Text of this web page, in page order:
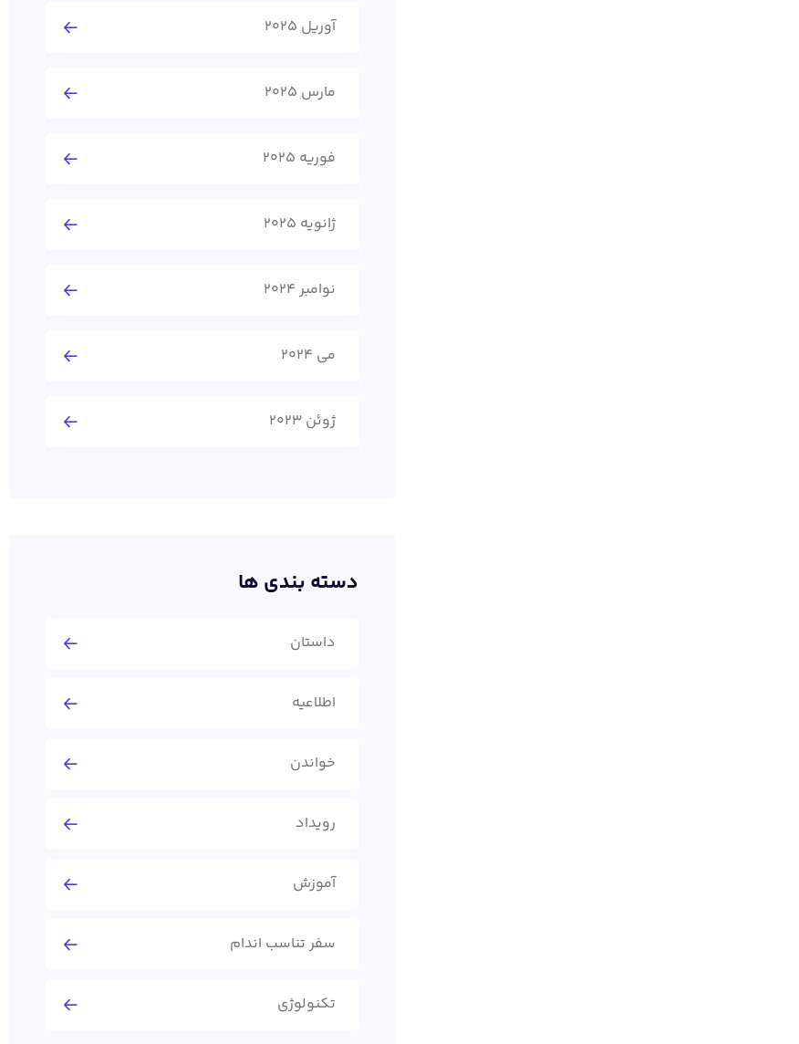
آوریل 2025
مارس 2025
فوریه 2025
ژانویه 2025
نوامبر 2024
می 2024
ژوئن 2023
دسته بندی ها
داستان
اطلاعیه
خواندن
رویداد
آموزش
سفر تناسب اندام
تکنولوژی